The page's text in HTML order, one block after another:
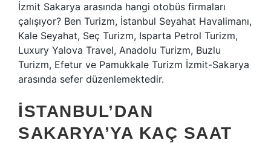
İzmit Sakarya arasında hangi otobüs firmaları
çalışıyor? Ben Turizm, İstanbul Seyahat Havalimanı,
Kale Seyahat, Seç Turizm, Isparta Petrol Turizm,
Luxury Yalova Travel, Anadolu Turizm, Buzlu
Turizm, Efetur ve Pamukkale Turizm İzmit-Sakarya
arasında sefer düzenlemektedir.
İSTANBUL’DAN
SAKARYA’YA KAÇ SAAT